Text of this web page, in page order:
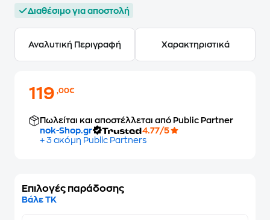
Διαθέσιμο για αποστολή
Αναλυτική Περιγραφή Χαρακτηριστικά
119,00€
Πωλείται και αποστέλλεται από Public Partner
nok-Shop.gr
4.77/5
+ 3 ακόμη Public Partners
Επιλογές παράδοσης
Βάλε ΤΚ